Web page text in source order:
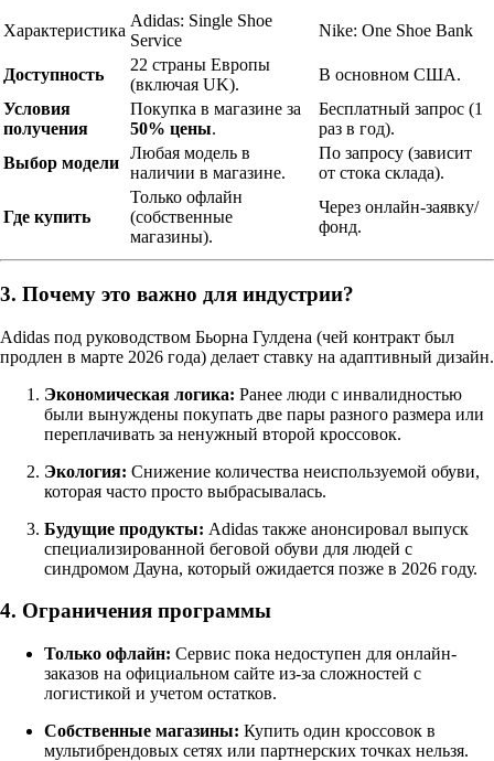
Характеристика
Adidas: Single Shoe
Service
Nike: One Shoe Bank
Доступность
22 страны Европы
(включая UK).
В основном США.
Условия
получения
Покупка в магазине за
50% цены.
Бесплатный запрос (1
раз в год).
Выбор модели
Любая модель в
наличии в магазине.
По запросу (зависит
от стока склада).
Где купить
Только офлайн
(собственные
магазины).
Через онлайн-заявку/
фонд.
3. Почему это важно для индустрии?
Adidas под руководством Бьорна Гулдена (чей контракт был
продлен в марте 2026 года) делает ставку на адаптивный дизайн.
Экономическая логика: Ранее люди с инвалидностью
были вынуждены покупать две пары разного размера или
переплачивать за ненужный второй кроссовок.
Экология: Снижение количества неиспользуемой обуви,
которая часто просто выбрасывалась.
Будущие продукты: Adidas также анонсировал выпуск
специализированной беговой обуви для людей с
синдромом Дауна, который ожидается позже в 2026 году.
4. Ограничения программы
Только офлайн: Сервис пока недоступен для онлайн-
заказов на официальном сайте из-за сложностей с
логистикой и учетом остатков.
Собственные магазины: Купить один кроссовок в
мультибрендовых сетях или партнерских точках нельзя.